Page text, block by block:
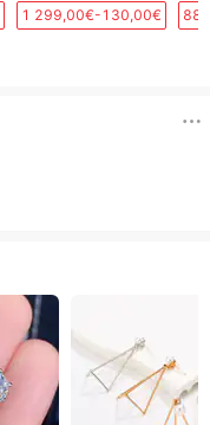
1 299,00€-130,00€